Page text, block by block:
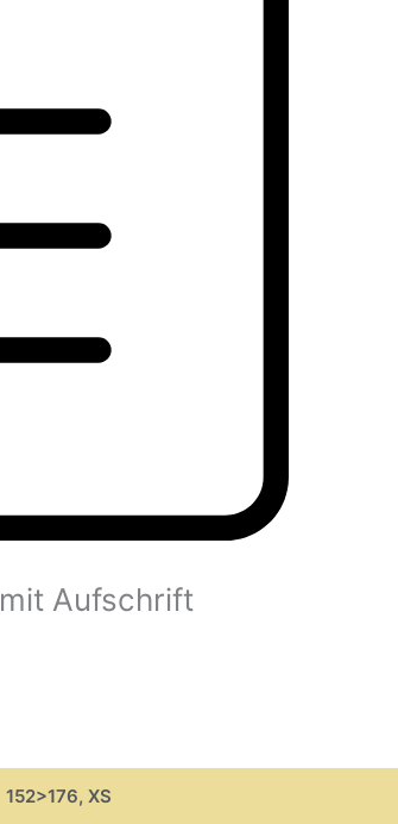
Aufschrift
152>176, XS